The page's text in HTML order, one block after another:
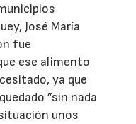
José María
fue
ese alimento
ya que
”sin nada
unos